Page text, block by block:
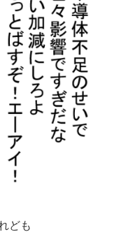
ども